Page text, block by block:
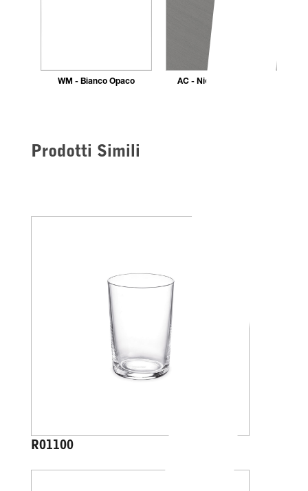
WM - Bianco Opaco AC - Nickel Spazzolato
Prodotti Simili
R01100